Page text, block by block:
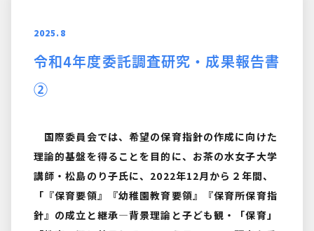
2025.8
令和4年度委託調査研究・成果報告書
②
国際委員会では、希望の保育指針の作成に向けた
理論的基盤を得ることを目的に、お茶の水女子大学
講師・松島のり子氏に、2022年12月から２年間、
「『保育要領』『幼稚園教育要領』『保育所保育指
針』の成立と継承―背景理論と子ども観・「保育」